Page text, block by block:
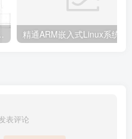
讲_网络营销教程
表评论